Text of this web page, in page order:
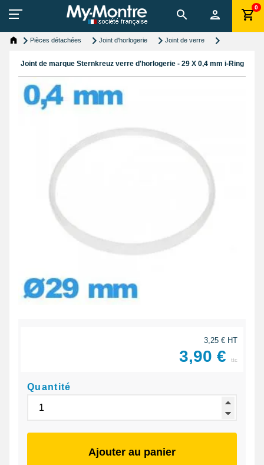
0
Pièces détachées Joint d'horlogerie Joint de verre
Joint de marque Sternkreuz verre d'horlogerie - 29 X 0,4 mm i-Ring
3,25 € HT
3,90 € ttc
Quantité
Ajouter au panier